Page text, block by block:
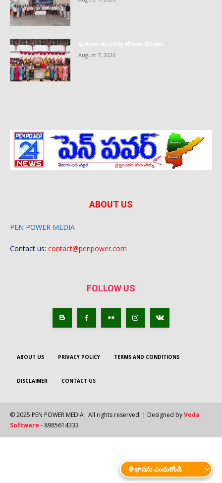
ఘనంగా ముందస్తు బోనాల వేడుకలు
August 7, 2026
ABOUT US
PEN POWER MEDIA
Contact us: contact@penpower.com
FOLLOW US
ABOUT US PRIVACY POLICY TERMS AND CONDITIONS
DISCLAIMER CONTACT US
© 2025 PEN POWER MEDIA . All rights reserved. | Designed byVeda
Software - 8985614333